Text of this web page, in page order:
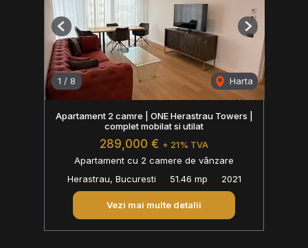
1 / 8 Harta
Previous Next
Apartament 2 camre | ONE Herastrau Towers |
complet mobilat si utilat
289,000 € + 21% TVA
Apartament cu 2 camere de vânzare
Herastrau, Bucuresti
51.46 mp 2021
Vezi mai multe detalii